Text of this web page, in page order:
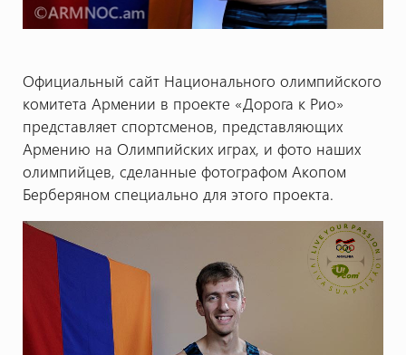
Официальный сайт Национального олимпийского
комитета Армении в проекте «Дорога к Рио»
представляет спортсменов, представляющих
Армению на Олимпийских играх, и фото наших
олимпийцев, сделанные фотографом Акопом
Берберяном специально для этого проекта.